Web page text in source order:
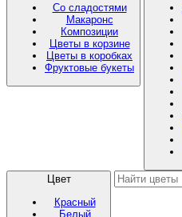
Со сладостями
Макаронс
Композиции
Цветы в корзине
Цветы в коробках
Фруктовые букеты
Цвет
Красный
Белый